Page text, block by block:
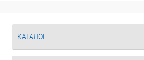
КАТАЛОГ